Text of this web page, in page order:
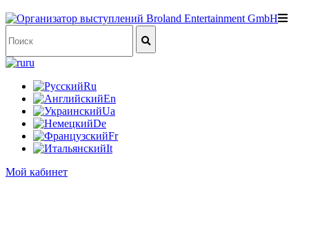
ru
Ru
En
Ua
De
Fr
It
Мой кабинет